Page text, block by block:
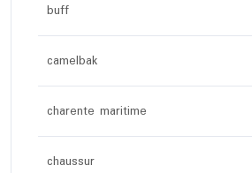
buff
camelbak
charente maritime
chaussur